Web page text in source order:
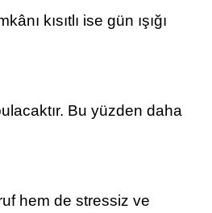
kısıtlı ise gün ışığı
Bu yüzden daha
hem de stressiz ve